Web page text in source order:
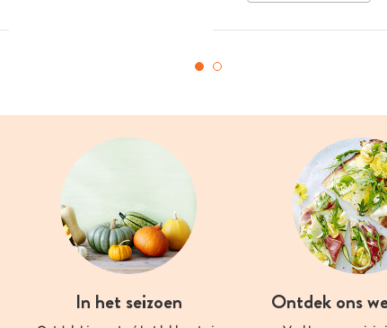
In het seizoen Ontdek ons